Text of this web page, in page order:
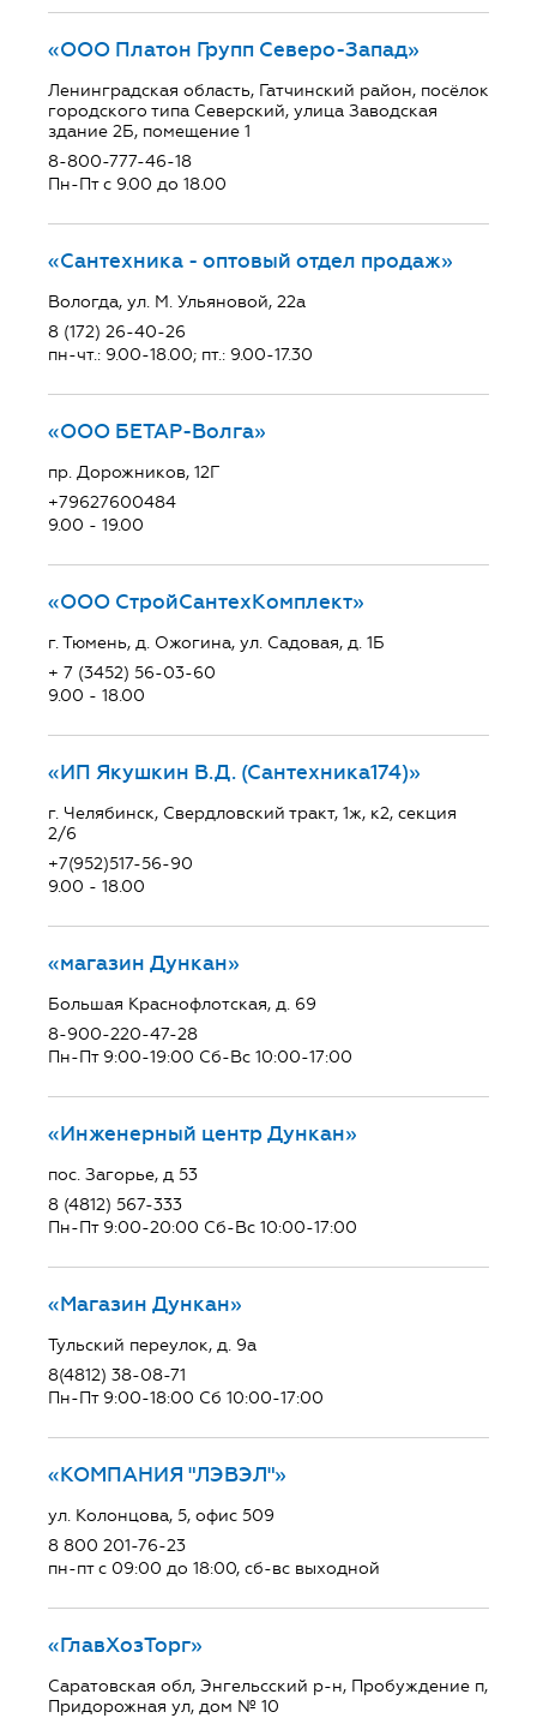
«ООО Платон Групп Северо-Запад»
Ленинградская область, Гатчинский район, посёлок
городского типа Северский, улица Заводская
здание 2Б, помещение 1
8-800-777-46-18
Пн-Пт с 9.00 до 18.00
«Сантехника - оптовый отдел продаж»
Вологда, ул. М. Ульяновой, 22а
8 (172) 26-40-26
пн-чт.: 9.00-18.00; пт.: 9.00-17.30
«ООО БЕТАР-Волга»
пр. Дорожников, 12Г
+79627600484
9.00 - 19.00
«ООО СтройСантехКомплект»
г. Тюмень, д. Ожогина, ул. Садовая, д. 1Б
+ 7 (3452) 56-03-60
9.00 - 18.00
«ИП Якушкин В.Д. (Сантехника174)»
г. Челябинск, Свердловский тракт, 1ж, к2, секция
2/6
+7(952)517-56-90
9.00 - 18.00
«магазин Дункан»
Большая Краснофлотская, д. 69
8-900-220-47-28
Пн-Пт 9:00-19:00 Сб-Вс 10:00-17:00
«Инженерный центр Дункан»
пос. Загорье, д 53
8 (4812) 567-333
Пн-Пт 9:00-20:00 Сб-Вс 10:00-17:00
«Магазин Дункан»
Тульский переулок, д. 9а
8(4812) 38-08-71
Пн-Пт 9:00-18:00 Сб 10:00-17:00
«КОМПАНИЯ "ЛЭВЭЛ"»
ул. Колонцова, 5, офис 509
8 800 201-76-23
пн-пт с 09:00 до 18:00, сб-вс выходной
«ГлавХозТорг»
Саратовская обл, Энгельсский р-н, Пробуждение п,
Придорожная ул, дом № 10